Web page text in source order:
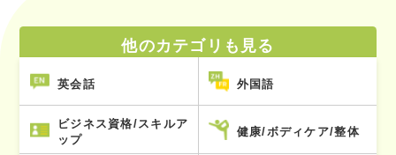
他のカテゴリも見る
英会話 外国語
ビジネス資格/スキルア
ップ
健康/ボディケア/整体